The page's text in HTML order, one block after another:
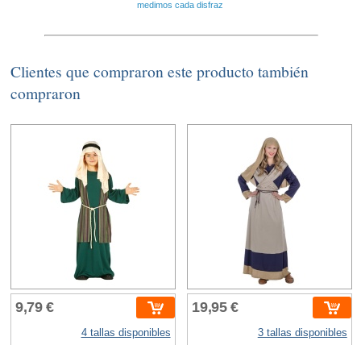
medimos cada disfraz
Clientes que compraron este producto también
compraron
9,79 €
4 tallas disponibles
19,95 €
3 tallas disponibles